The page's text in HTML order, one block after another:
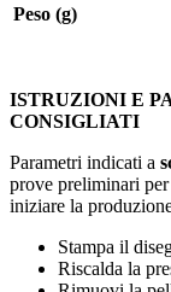
Peso (g)
ISTRUZIONI E
CONSIGLIATI
Parametri indicati a
prove preliminari
iniziare la
Stampa il
Riscalda la